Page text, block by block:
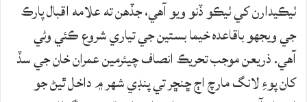
ٺيڪيدارن کي ٺيڪو ڏنو ويو آهي، جڏهن ته علامه اقبال پارڪ
جي ويجهو باقاعده خيما بستين جي تياري شروع ڪئي وئي
آهي. ذريعن موجب تحريڪ انصاف چيئرمين عمران خان جي سڏ
کان پوءِ لانگ مارچ اڄ ڇنڇر تي پنڊي شهر ۾ داخل ٿيڻ جو